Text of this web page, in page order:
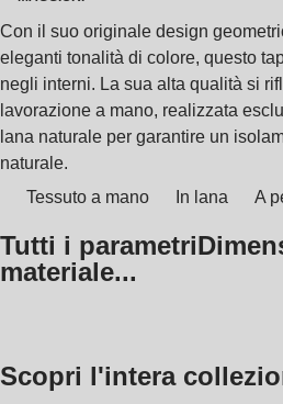
Con il suo originale design
eleganti tonalità di colore, questo
negli interni. La sua alta qualità si
lavorazione a mano, realizzata
lana naturale per garantire un
naturale.
Tessuto a mano
In lana A
Tutti i parametri
materiale...
Scopri l'intera